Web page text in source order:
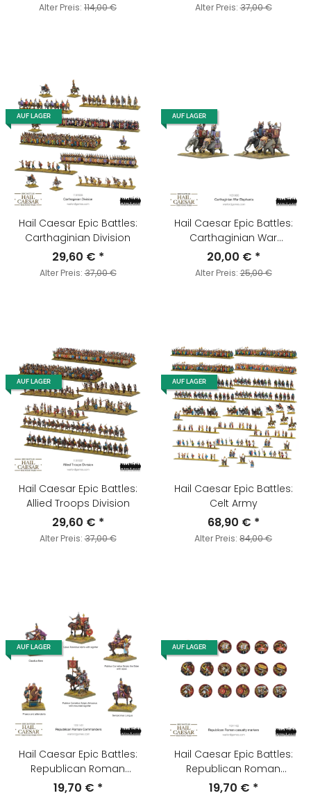
Alter Preis: 114,00 € Alter Preis:37,00 €
AUF LAGER
Hail Caesar Epic Battles:
Carthaginian Division
29,60 € *
Alter Preis:37,00 €
AUF LAGER
Hail Caesar Epic Battles:
Carthaginian War
Elephants
20,00 € *
Alter Preis:25,00 €
AUF LAGER
Hail Caesar Epic Battles:
Allied Troops Division
29,60 € *
Alter Preis:37,00 €
AUF LAGER
Hail Caesar Epic Battles:
Celt Army
68,90 € *
Alter Preis: 84,00 €
AUF LAGER
Hail Caesar Epic Battles:
Republican Roman
Commanders
19,70 € *
AUF LAGER
Hail Caesar Epic Battles:
Republican Roman
Casualty Markers
19,70 € *